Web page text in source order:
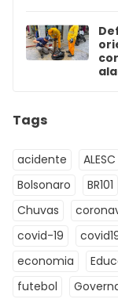
Tags
acidente ALESC
Bolsonaro
BR101
Chuvas
covid-19
economia
futebol